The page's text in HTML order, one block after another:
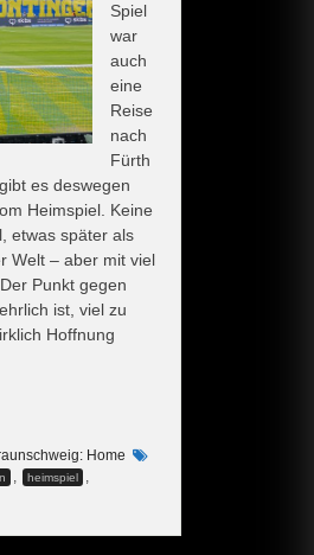
Spiel
war
auch
eine
Reise
nach
Fürth
es deswegen
Heimspiel. Keine
etwas später als
Welt – aber mit viel
Der Punkt gegen
ist, viel zu
Hoffnung
Home
, heimspiel ,